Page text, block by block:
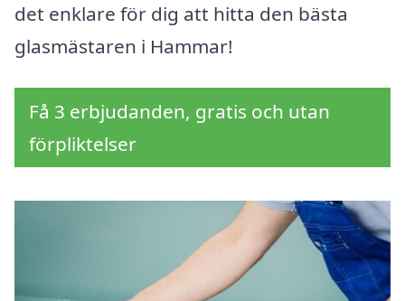
det enklare för dig att hitta den bästa
glasmästaren i Hammar!
Få 3 erbjudanden, gratis och utan
förpliktelser